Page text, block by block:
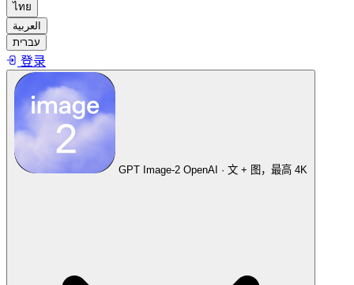
ไทย
العربية
עברית
登录
GPT Image-2 OpenAI · 文 + 图，最高 4K